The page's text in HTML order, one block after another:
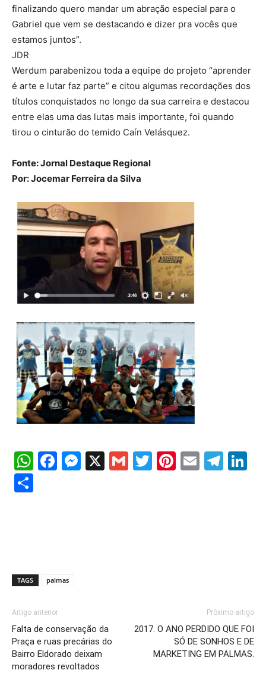
finalizando quero mandar um abração especial para o
Gabriel que vem se destacando e dizer pra vocês que
estamos juntos”.
JDR
Werdum parabenizou toda a equipe do projeto “aprender
é arte e lutar faz parte” e citou algumas recordações dos
títulos conquistados no longo da sua carreira e destacou
entre elas uma das lutas mais importante, foi quando
tirou o cinturão do temido Caín Velásquez.
Fonte: Jornal Destaque Regional
Por: Jocemar Ferreira da Silva
WhatsApp
Facebook
Messenger
X GmailTwitter
Pinterest
Email
TAGS palmas
Artigo anterior
Falta de conservação da
Praça e ruas precárias do
Bairro Eldorado deixam
moradores revoltados
Próximo artigo
2017. O ANO PERDIDO QUE FOI
SÓ DE SONHOS E DE
MARKETING EM PALMAS.